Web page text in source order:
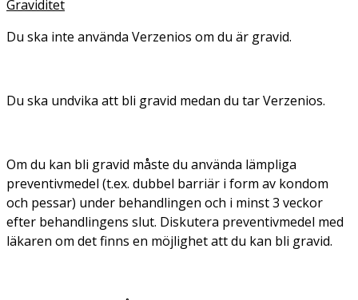
Graviditet
Du ska inte använda Verzenios om du är gravid.
Du ska undvika att bli gravid medan du tar Verzenios.
Om du kan bli gravid måste du använda lämpliga
preventivmedel (t.ex. dubbel barriär i form av kondom
och pessar) under behandlingen och i minst 3 veckor
efter behandlingens slut. Diskutera preventivmedel med
läkaren om det finns en möjlighet att du kan bli gravid.